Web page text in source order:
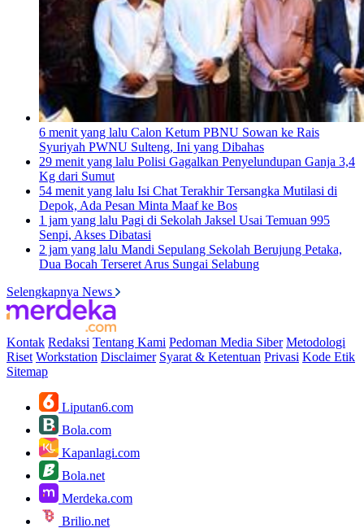
6 menit yang lalu Calon Ketum PBNU Sowan ke Rais
Syuriyah PWNU Sulteng, Ini yang Dibahas
29 menit yang lalu Polisi Gagalkan Penyelundupan Ganja 3,4
Kg dari Sumut
54 menit yang lalu Isi Chat Terakhir Tersangka Mutilasi di
Depok, Ada Pesan Minta Maaf ke Bos
1 jam yang lalu Pagi di Sekolah Jaksel Usai Temuan 995
Senpi, Akses Dibatasi
2 jam yang lalu Mandi Sepulang Sekolah Berujung Petaka,
Dua Bocah Terseret Arus Sungai Selabung
Selengkapnya News
Kontak Redaksi Tentang Kami Pedoman Media Siber Metodologi
Riset Workstation Disclaimer Syarat & Ketentuan Privasi Kode Etik
Sitemap
Liputan6.com
Bola.com
Kapanlagi.com
Bola.net
Merdeka.com
Brilio.net